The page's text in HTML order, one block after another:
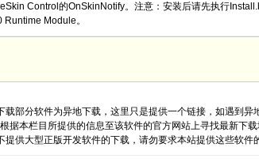
Control的OnSkinNotify。注意：安装后请先执行
Module。
载部分软件为异地下载，这里只是提供一个链接，如遇到
据本栏目所提供的信息至该软件的官方网站上寻找最新下载
提供大型正版开发软件的下载，请勿要求本站提供这些软件